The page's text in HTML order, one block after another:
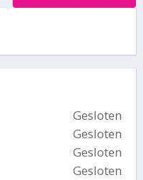
Gesloten
Gesloten
Gesloten
Gesloten